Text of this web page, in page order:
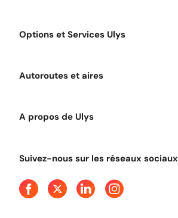
Options et Services Ulys
Autoroutes et aires
A propos de Ulys
Presse
Suivez-nous sur les réseaux sociaux